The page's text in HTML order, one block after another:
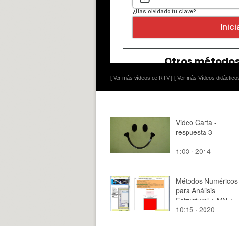
[ Ver más vídeos de RTV ] [ Ver más Vídeos
Video Carta -
respuesta 3
1:03 · 2014
Métodos Numéricos
para Análisis
Estructural ¿ MN ¿
2020 ¿ Clase 09 ¿
10:15 · 2020